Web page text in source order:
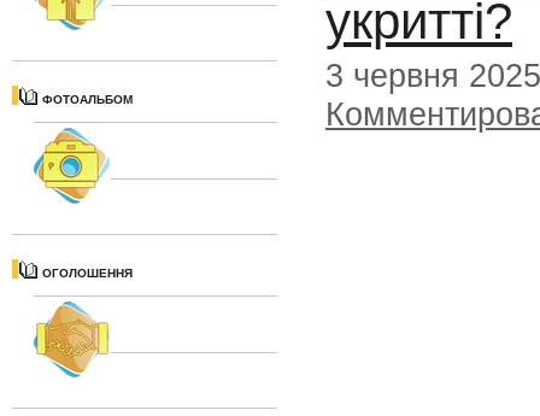
ФОТОАЛЬБОМ
ОГОЛОШЕННЯ
укритті?
3 червня 2025